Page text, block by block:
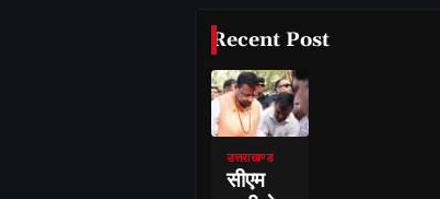
Recent Post
उत्तराखण्ड
सीएम